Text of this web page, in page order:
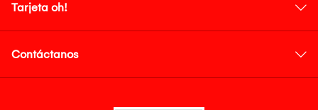
Tarjeta oh!
Contáctanos